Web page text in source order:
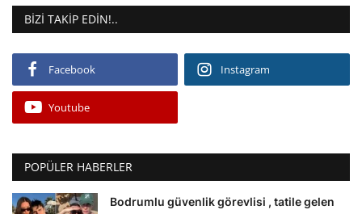
BIZI TAKIP EDIN!..
Facebook Instagram
Youtube
POPÜLER HABERLER
Bodrumlu güvenlik görevlisi , tatile gelen